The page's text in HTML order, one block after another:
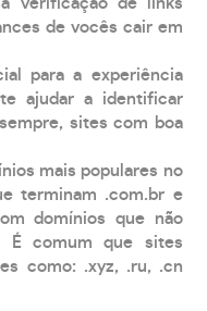
de vocês cair em
para a experiência
ajudar a identificar
sites com boa
mais populares no
terminam .com.br e
domínios que não
É comum que sites
como: .xyz, .ru, .cn